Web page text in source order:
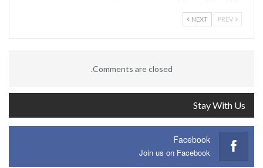
NEXT
Comments are closed.
Stay With Us
Facebook
Join us on Facebook